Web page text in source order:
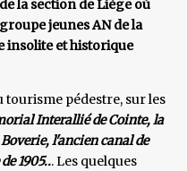
la section de Liège où
jeunes AN de la
insolite et historique
tourisme pédestre, sur les
Interallié de Cointe, la
l'ancien canal de
1905... Les quelques